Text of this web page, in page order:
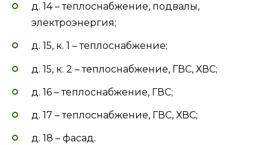
д. 14 – теплоснабжение, подвалы,
электроэнергия;
д. 15, к. 1 – теплоснабжение;
д. 15, к. 2 – теплоснабжение, ГВС, ХВС;
д. 16 – теплоснабжение, ГВС;
д. 17 – теплоснабжение, ГВС, ХВС;
д. 18 – фасад.